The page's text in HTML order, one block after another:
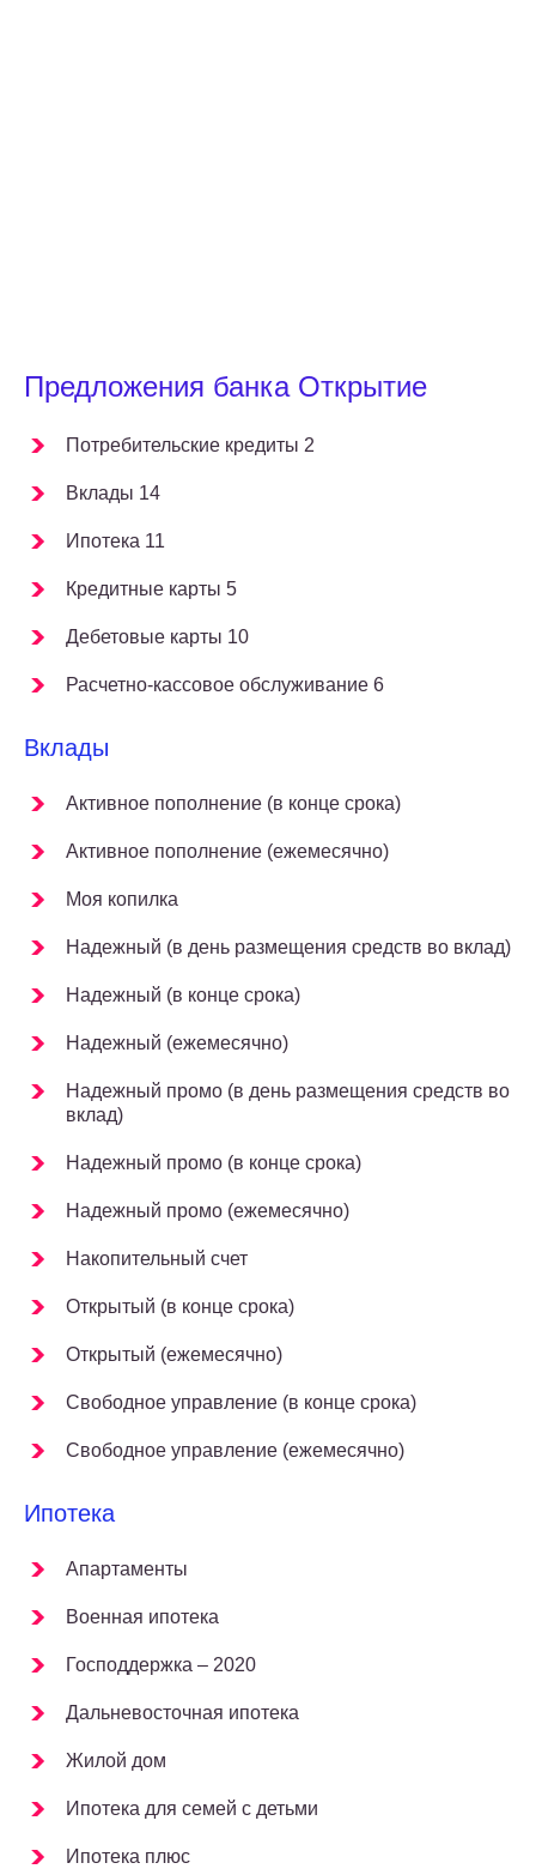
Предложения банка Открытие
Потребительские кредиты 2
Вклады 14
Ипотека 11
Кредитные карты 5
Дебетовые карты 10
Расчетно-кассовое обслуживание 6
Вклады
Активное пополнение (в конце срока)
Активное пополнение (ежемесячно)
Моя копилка
Надежный (в день размещения средств во вклад)
Надежный (в конце срока)
Надежный (ежемесячно)
Надежный промо (в день размещения средств во
вклад)
Надежный промо (в конце срока)
Надежный промо (ежемесячно)
Накопительный счет
Открытый (в конце срока)
Открытый (ежемесячно)
Свободное управление (в конце срока)
Свободное управление (ежемесячно)
Ипотека
Апартаменты
Военная ипотека
Господдержка – 2020
Дальневосточная ипотека
Жилой дом
Ипотека для семей с детьми
Ипотека плюс